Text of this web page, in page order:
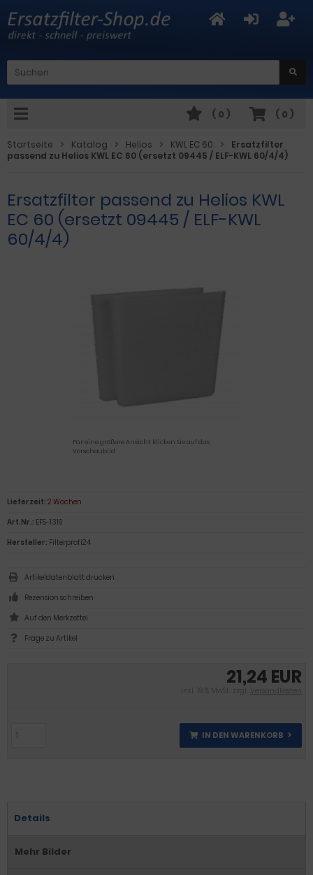
( 0 )
( 0 )
Startseite Katalog Helios KWL EC 60
Ersatzfilter
passend zu Helios KWL EC 60 (ersetzt 09445 / ELF-KWL 60/4/4)
Ersatzfilter passend zu Helios KWL
EC 60 (ersetzt 09445 / ELF-KWL
60/4/4)
Für eine größere Ansicht klicken Sie auf das
Vorschaubild
21,24 EUR
inkl. 19 % MwSt. zzgl. Versandkosten
IN DEN WARENKORB
Lieferzeit: 2 Wochen
Art.Nr.: EFS-1319
Hersteller: Filterprofi24
Artikeldatenblatt drucken
Rezension schreiben
Frage zu Artikel
Details
Mehr Bilder